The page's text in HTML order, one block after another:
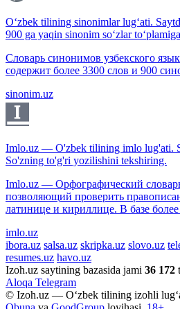
O‘zbek tilining sinonimlar lug‘ati.
900 ga yaqin sinonim so‘zlar
Словарь синонимов узбекского
содержит более 3300 слов и 900
sinonim.uz
Imlo.uz — O'zbek tilining imlo lug'ati.
So'zning to'g'ri yozilishini tekshiring.
Imlo.uz — Орфографический словарь
позволяющий проверить
латинице и кириллице. В базе
imlo.uz
ibora.uz salsa.uz skripka.uz slovo.uz
resumes.uz havo.uz
Izoh.uz saytining bazasida jami 36 172
Aloqa Telegram
© Izoh.uz — O‘zbek tilining izohli